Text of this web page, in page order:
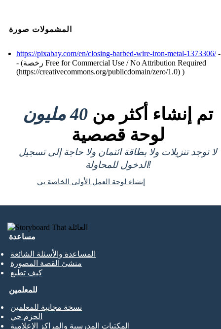
المشمولات صورة
https://pixabay.com/en/closing-barbed-wire-iron-metal-1373306/-
- (رخصة Free for Commercial Use / No Attribution Required
(https://creativecommons.org/publicdomain/zero/1.0) )
تم إنشاء أكثر من 40 مليون
لوحة قصصية
لا توجد تنزيلات ولا بطاقة ائتمان ولا حاجة إلى تسجيل
الدخول للمحاولة!
إنشاء لوحة العمل الأولى الخاصة بي
مساعدة
المساعدة والأسئلة الشائعة
منشئ القصة المصورة
كيف تطبع
للمعلمين
نسخة مجانية للمعلمين
الحزم حي
المكتبات المدرسية والمراكز الإعلامية